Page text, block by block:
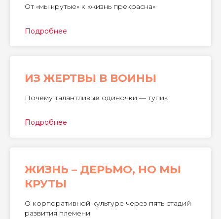
От «мы крутые» к «жизнь прекрасна»
Подробнее
​ИЗ ЖЕРТВЫ В ВОИНЫ
Почему талантливые одиночки — тупик
Подробнее
ЖИЗНЬ – ДЕРЬМО, НО МЫ
КРУТЫ
О корпоративной культуре через пять стадий
развития племени